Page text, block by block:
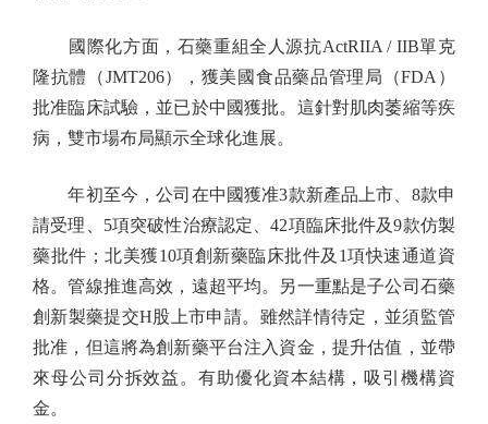
國際化方面，石藥重組全人源抗ActRIIA / IIB單克
隆抗體（JMT206），獲美國食品藥品管理局（FDA）
批准臨床試驗，並已於中國獲批。這針對肌肉萎縮等疾
病，雙市場布局顯示全球化進展。
年初至今，公司在中國獲准3款新產品上市、8款申
請受理、5項突破性治療認定、42項臨床批件及9款仿製
藥批件；北美獲10項創新藥臨床批件及1項快速通道資
格。管線推進高效，遠超平均。另一重點是子公司石藥
創新製藥提交H股上市申請。雖然詳情待定，並須監管
批准，但這將為創新藥平台注入資金，提升估值，並帶
來母公司分拆效益。有助優化資本結構，吸引機構資
金。